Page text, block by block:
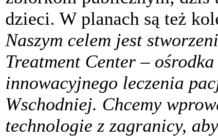
dzieci. W planach są też
Naszym celem jest
Treatment Center –
innowacyjnego leczenia
Wschodniej. Chcemy
technologie z zagranicy,